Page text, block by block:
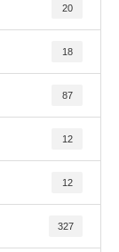
20
18
87
12
12
327